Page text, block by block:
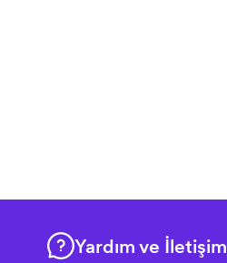
Yardım ve İletişim